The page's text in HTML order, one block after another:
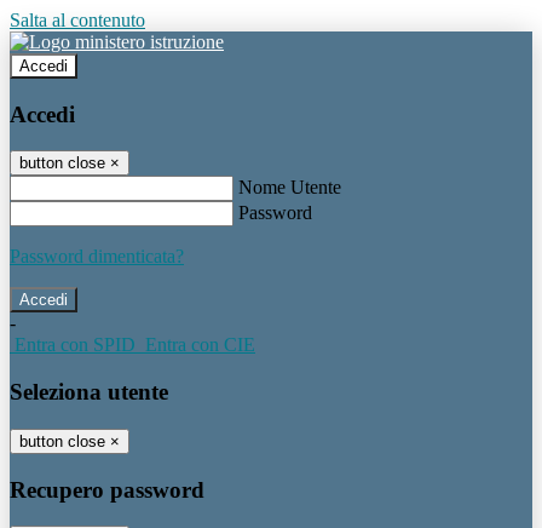
Salta al contenuto
Accedi
Accedi
button close ×
Nome Utente
Password
Password dimenticata?
-
Entra con SPID Entra con CIE
Seleziona utente
button close ×
Recupero password